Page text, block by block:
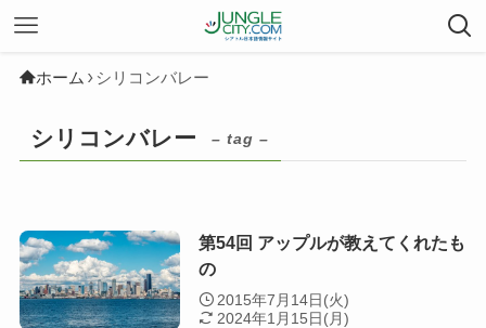
ホーム シリコンバレー
シリコンバレー – tag –
第54回 アップルが教えてくれたも
の
2015年7月14日(火)
2024年1月15日(月)